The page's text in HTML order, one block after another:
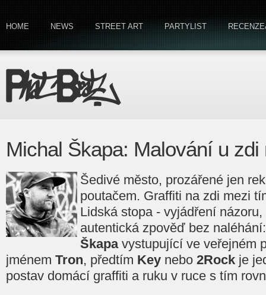
HOME NEWS STREET ART PARTYLIST
Michal Škapa: Malování u zdi
Šedivé město, prozářené jen
poutačem. Graffiti na zdi mezi
Lidská stopa - vyjádření
autentická zpověď bez
Škapavystupující ve veřejném
jménem Tron, předtím Key nebo 2Rock je
postav domácí graffiti a ruku v ruce s tím